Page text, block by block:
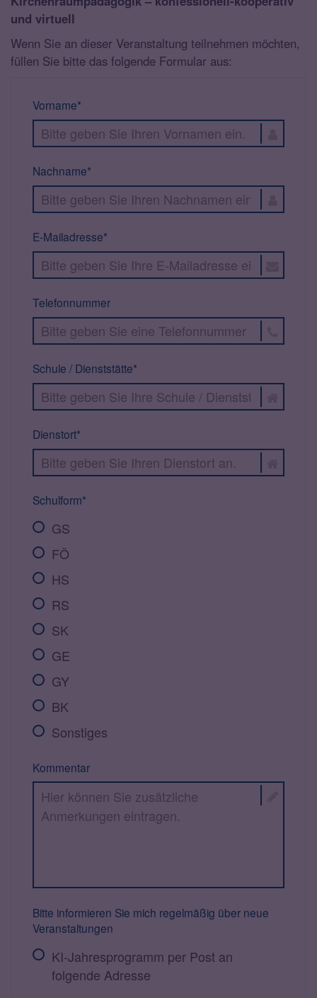
und virtuell
Wenn Sie an dieser Veranstaltung teilnehmen möchten,
füllen Sie bitte das folgende Formular aus:
Vorname*
Nachname*
E-Mailadresse*
Telefonnummer
Schule / Dienststätte*
Dienstort*
Schulform*
GS
FÖ
HS
RS
SK
GE
GY
BK
Sonstiges
Kommentar
Bitte informieren Sie mich regelmäßig über neue
Veranstaltungen
KI-Jahresprogramm per Post an
folgende Adresse